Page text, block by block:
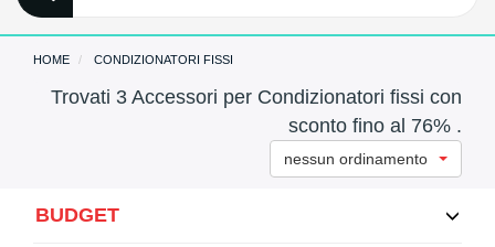
HOME CONDIZIONATORI FISSI
Trovati 3 Accessori per Condizionatori fissi con
sconto fino al 76% .
nessun ordinamento
BUDGET